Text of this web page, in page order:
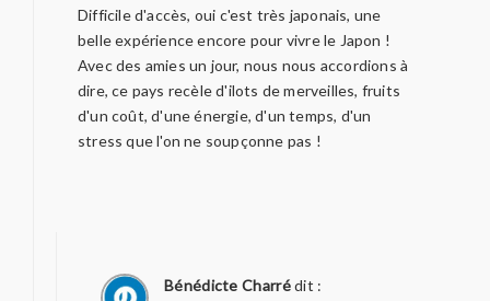
Difficile d'accès, oui c'est très japonais, une
belle expérience encore pour vivre le Japon !
Avec des amies un jour, nous nous accordions à
dire, ce pays recèle d'ilots de merveilles, fruits
d'un coût, d'une énergie, d'un temps, d'un
stress que l'on ne soupçonne pas !
Bénédicte Charrédit :